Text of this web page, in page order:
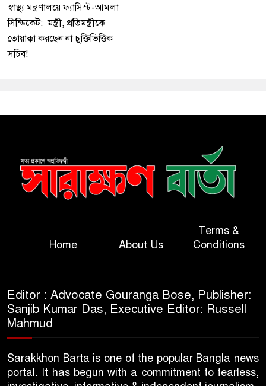
স্বাস্থ্য মন্ত্রণালয়ে ফ্যাসিস্ট-আমলা
সিন্ডিকেট: মন্ত্রী, প্রতিমন্ত্রীকে
তোয়াক্কা করছেন না চুক্তিভিত্তিক
সচিব!
Home About Us
Terms &
Conditions
Editor : Advocate Gouranga Bose, Publisher:
Sanjib Kumar Das, Executive Editor: Russell
Mahmud
Sarakkhon Barta is one of the popular Bangla news
portal. It has begun with a commitment to fearless,